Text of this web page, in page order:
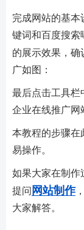
完成网站的基本
键词和百度搜索
的展示效果，确
广如图：
最后点击工具栏
企业在线推广网
本教程的步骤在
易操作。
如果大家在制作
提问 网站制作
大家解答。